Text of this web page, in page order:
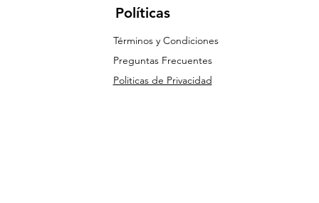
Políticas
Términos y Condiciones
Preguntas Frecuentes
Politicas de Privacidad